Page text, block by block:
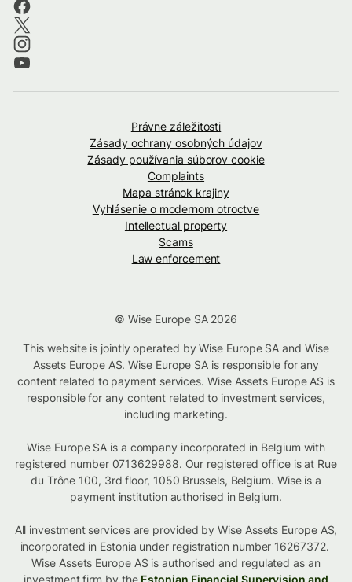
Právne záležitosti
Zásady ochrany osobných údajov
Zásady používania súborov cookie
Complaints
Mapa stránok krajiny
Vyhlásenie o modernom otroctve
Intellectual property
Scams
Law enforcement
© Wise Europe SA 2026
This website is jointly operated by Wise Europe SA and Wise
Assets Europe AS. Wise Europe SA is responsible for any
content related to payment services. Wise Assets Europe AS is
responsible for any content related to investment services,
including marketing.
Wise Europe SA is a company incorporated in Belgium with
registered number 0713629988. Our registered office is at Rue
du Trône 100, 3rd floor, 1050 Brussels, Belgium. Wise is a
payment institution authorised in Belgium.
All investment services are provided by Wise Assets Europe AS,
incorporated in Estonia under registration number 16267372.
Wise Assets Europe AS is authorised and regulated as an
investment firm by the Estonian Financial Supervision and